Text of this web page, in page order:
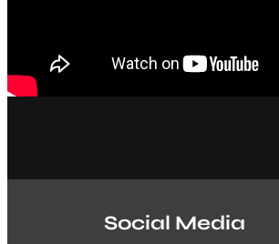
Social Media